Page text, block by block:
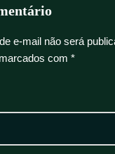
e-mail não será
com *